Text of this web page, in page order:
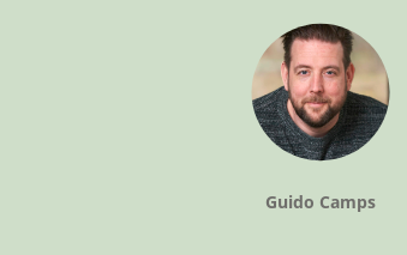
Guido Camps